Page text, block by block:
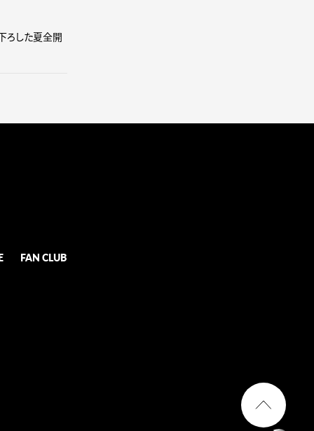
ろした夏全開
FAN CLUB